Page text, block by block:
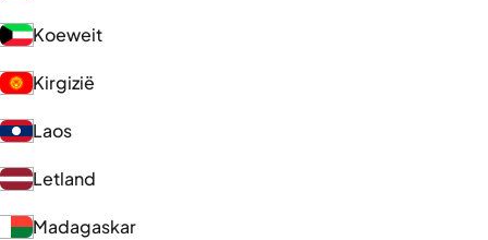
Koeweit
Kirgizië
Laos
Letland
Madagaskar